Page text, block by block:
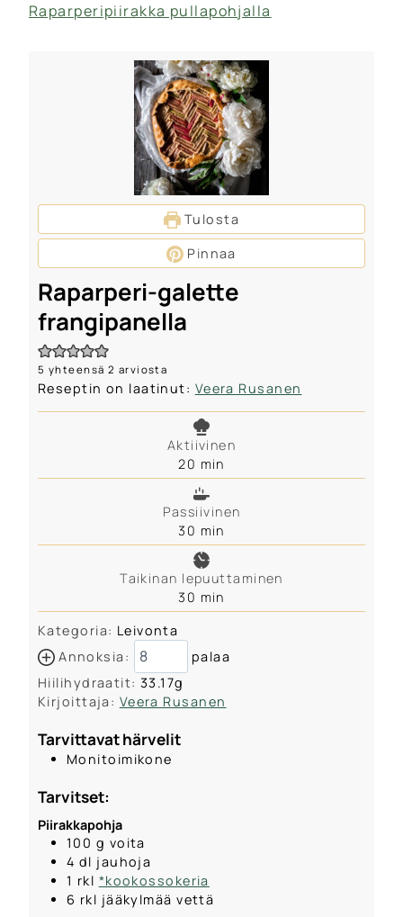
Raparperipiirakka pullapohjalla
Tulosta
Pinnaa
Raparperi-galette
frangipanella
5 yhteensä 2 arviosta
Reseptin on laatinut: Veera Rusanen
Aktiivinen
20 m
i
n
u
t
e
s
min
Passiivinen
30 m
i
n
u
t
min
Taikinan lepuuttaminen
30 m
i
u
s
min
Kategoria: Leivonta
Annoksia:
palaa
Hiilihydraatit:33.17g
Kirjoittaja: Veera Rusanen
Tarvittavat härvelit
Monitoimikone
Tarvitset:
Piirakkapohja
100 g voita
4 dl jauhoja
1 rkl *kookossokeria
6 rkl jääkylmää vettä